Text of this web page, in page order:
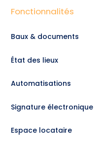
Fonctionnalités
Baux & documents
État des lieux
Automatisations
Signature électronique
Espace locataire